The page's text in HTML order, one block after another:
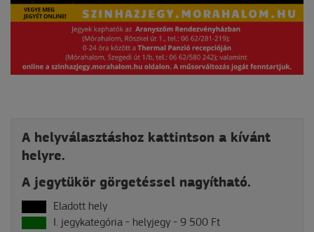
A helyválasztáshoz kattintson a kívánt
helyre.
A jegytükör görgetéssel nagyítható.
Eladott hely
I. jegykategória - helyjegy -9 500 Ft